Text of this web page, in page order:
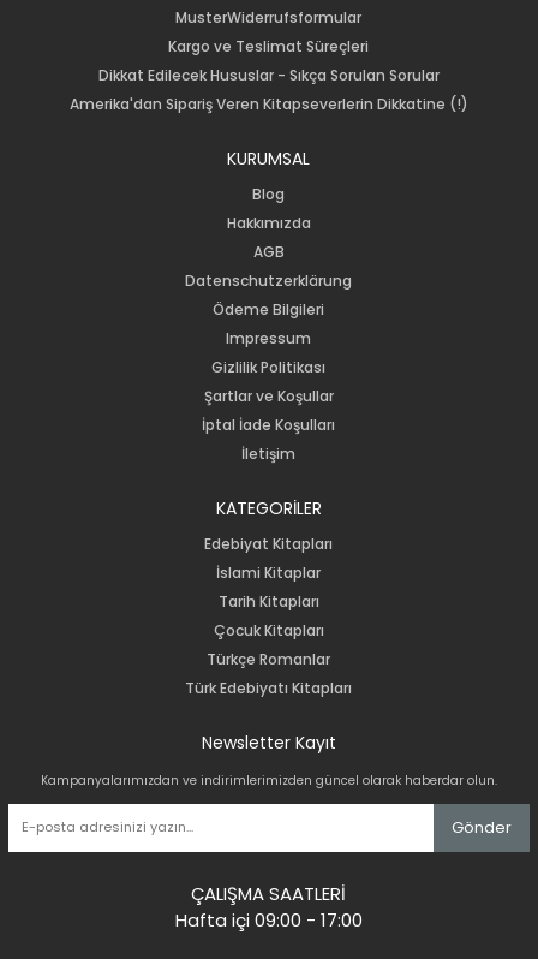
MusterWiderrufsformular
Kargo ve Teslimat Süreçleri
Dikkat Edilecek Hususlar - Sıkça Sorulan Sorular
Amerika'dan Sipariş Veren Kitapseverlerin Dikkatine (!)
KURUMSAL
Blog
Hakkımızda
AGB
Datenschutzerklärung
Ödeme Bilgileri
Impressum
Gizlilik Politikası
Şartlar ve Koşullar
İptal İade Koşulları
İletişim
KATEGORİLER
Edebiyat Kitapları
İslami Kitaplar
Tarih Kitapları
Çocuk Kitapları
Türkçe Romanlar
Türk Edebiyatı Kitapları
Newsletter Kayıt
Kampanyalarımızdan ve indirimlerimizden güncel olarak haberdar olun.
Gönder
ÇALIŞMA SAATLERİ
Hafta içi 09:00 - 17:00